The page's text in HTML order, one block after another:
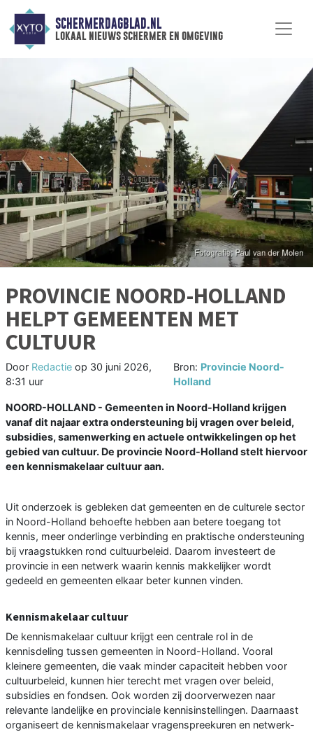
SCHERMERDAGBLAD.NL
lokaal nieuws schermer en omgeving
PROVINCIE NOORD-HOLLAND
HELPT GEMEENTEN MET
CULTUUR
Door Redactie op 30 juni 2026,
8:31 uur
Bron: Provincie Noord-
Holland
NOORD-HOLLAND - Gemeenten in Noord-Holland krijgen
vanaf dit najaar extra ondersteuning bij vragen over beleid,
subsidies, samenwerking en actuele ontwikkelingen op het
gebied van cultuur. De provincie Noord-Holland stelt hiervoor
een kennismakelaar cultuur aan.
Uit onderzoek is gebleken dat gemeenten en de culturele sector
in Noord-Holland behoefte hebben aan betere toegang tot
kennis, meer onderlinge verbinding en praktische ondersteuning
bij vraagstukken rond cultuurbeleid. Daarom investeert de
provincie in een netwerk waarin kennis makkelijker wordt
gedeeld en gemeenten elkaar beter kunnen vinden.
Kennismakelaar cultuur
De kennismakelaar cultuur krijgt een centrale rol in de
kennisdeling tussen gemeenten in Noord-Holland. Vooral
kleinere gemeenten, die vaak minder capaciteit hebben voor
cultuurbeleid, kunnen hier terecht met vragen over beleid,
subsidies en fondsen. Ook worden zij doorverwezen naar
relevante landelijke en provinciale kennisinstellingen. Daarnaast
organiseert de kennismakelaar vragenspreekuren en netwerk-